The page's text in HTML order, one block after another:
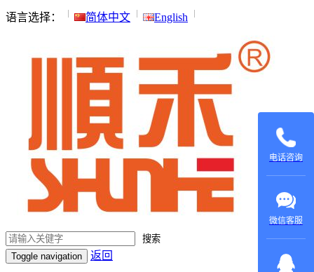
语言选择： 简体中文 English
搜索
Toggle navigation
返回
电话咨询
微信客服
在线咨